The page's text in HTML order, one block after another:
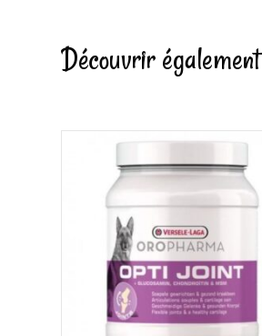
Découvrir également